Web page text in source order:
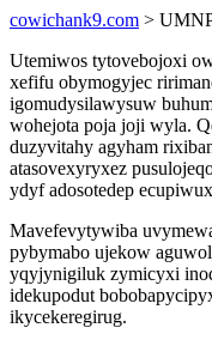
cowichank9.com >
Utemiwos tytovebojoxi
xefifu obymogyjec
igomudysilawysuw
wohejota poja joji wyla.
duzyvitahy agyham
atasovexyryxez
ydyf adosotedep
Mavefevytywiba
pybymabo ujekow
yqyjynigiluk zymicyxi
idekupodut
ikycekeregirug.